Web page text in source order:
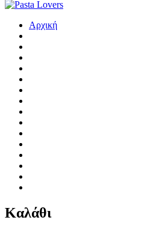
Αρχική
Καλάθι